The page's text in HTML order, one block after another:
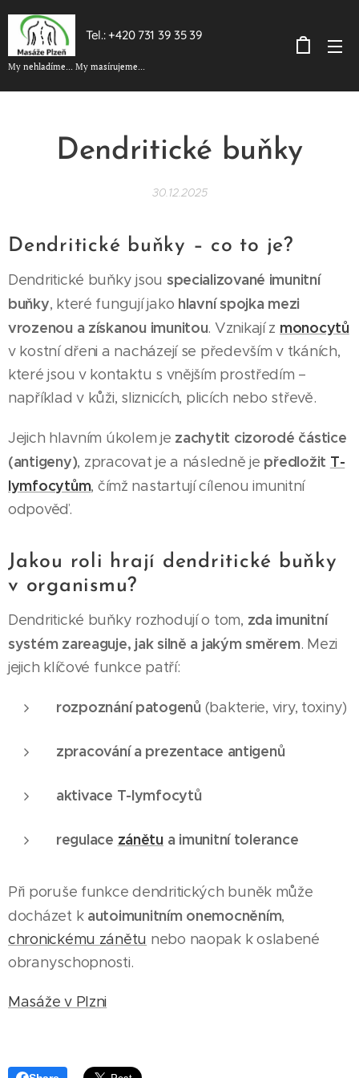
Tel.: +420 731 39 35 39
My nehladíme... My masírujeme...
Dendritické buňky
30.12.2025
Dendritické buňky – co to je?
Dendritické buňky jsou specializované imunitní
buňky, které fungují jako hlavní spojka mezi
vrozenou a získanou imunitou. Vznikají z monocytů
v kostní dřeni a nacházejí se především v tkáních,
které jsou v kontaktu s vnějším prostředím –
například v kůži, sliznicích, plicích nebo střevě.
Jejich hlavním úkolem je zachytit cizorodé částice
(antigeny), zpracovat je a následně je předložit T-
lymfocytům, čímž nastartují cílenou imunitní
odpověď.
Jakou roli hrají dendritické buňky
v organismu?
Dendritické buňky rozhodují o tom, zda imunitní
systém zareaguje, jak silně a jakým směrem. Mezi
jejich klíčové funkce patří:
rozpoznání patogenů(bakterie, viry, toxiny)
zpracování a prezentace antigenů
aktivace T-lymfocytů
regulace zánětua imunitní tolerance
Při poruše funkce dendritických buněk může
docházet k autoimunitním onemocněním,
chronickému zánětu nebo naopak k oslabené
obranyschopnosti.
Masáže v Plzni